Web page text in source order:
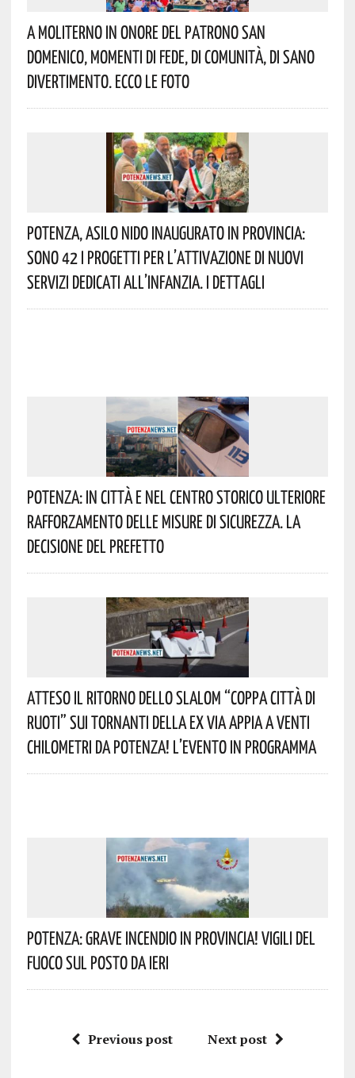
A Moliterno In Onore Del Patrono San
Domenico, Momenti Di Fede, Di Comunità, Di Sano
Divertimento. Ecco Le Foto
Potenza, Asilo Nido Inaugurato In Provincia:
Sono 42 I Progetti Per L’attivazione Di Nuovi
Servizi Dedicati All’infanzia. I Dettagli
Potenza: In Città E Nel Centro Storico Ulteriore
Rafforzamento Delle Misure Di Sicurezza. La
Decisione Del Prefetto
Atteso Il Ritorno Dello Slalom “Coppa Città Di
Ruoti” Sui Tornanti Della Ex Via Appia A Venti
Chilometri Da Potenza! L’evento In Programma
Potenza: Grave Incendio In Provincia! Vigili Del
Fuoco Sul Posto Da Ieri
Previous post Next post